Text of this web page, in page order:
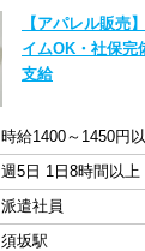
【アパレル販売
イムOK・社保完
支給
時給1400～1450円
週5日 1日8時間以上
派遣社員
須坂駅